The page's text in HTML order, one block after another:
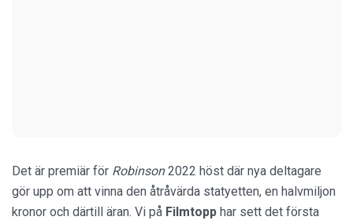
Det är premiär för Robinson2022 höst där nya deltagare
gör upp om att vinna den åtråvärda statyetten, en halvmiljon
kronor och därtill äran. Vi på Filmtopp har sett det första